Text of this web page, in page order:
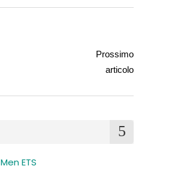
Prossimo
articolo
Men ETS